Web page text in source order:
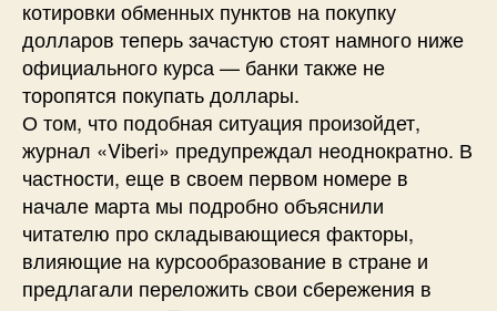
котировки обменных пунктов на покупку
долларов теперь зачастую стоят намного ниже
официального курса — банки также не
торопятся покупать доллары.
О том, что подобная ситуация произойдет,
журнал «Viberi» предупреждал неоднократно. В
частности, еще в своем первом номере в
начале марта мы подробно объяснили
читателю про складывающиеся факторы,
влияющие на курсообразование в стране и
предлагали переложить свои сбережения в